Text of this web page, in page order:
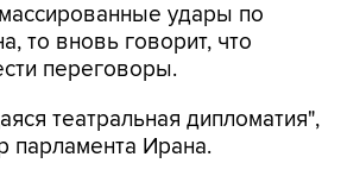
удары по
то вновь говорит, что
переговоры.
театральная дипломатия",
парламента Ирана.